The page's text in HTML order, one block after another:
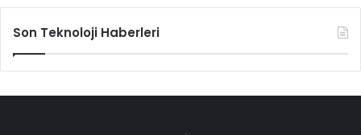
Son Teknoloji Haberleri